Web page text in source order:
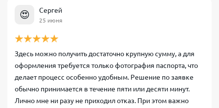
😍 Сергей
25 июня
Здесь можно получить достаточно крупную сумму, а для
оформления требуется только фотография паспорта, что
делает процесс особенно удобным. Решение по заявке
обычно принимается в течение пяти или десяти минут.
Лично мне ни разу не приходил отказ. При этом важно